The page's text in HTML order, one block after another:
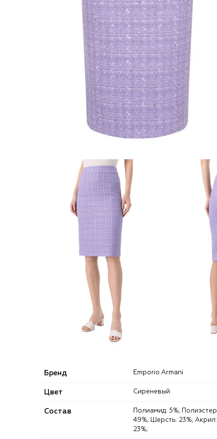
Бренд Emporio Armani
Цвет Сиреневый
Состав
49%; Шерсть: 23%; Акрил:
23%;